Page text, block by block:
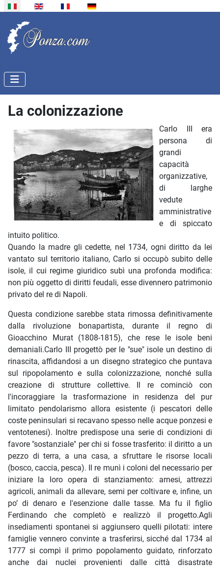
Seleziona la tua lingua
La colonizzazione
Carlo III era
persona di
grandi
capacità
organizzative,
di larghe
vedute
amministrative
e di spiccato
intuito politico.
Quando la madre gli cedette, nel 1734, ogni diritto da lei
vantato sul territorio italiano, Carlo si occupò subito delle
isole, il cui regime giuridico subì una profonda modifica:
non più oggetto di diritti feudali, esse divennero patrimonio
privato del re di Napoli.
Questa condizione sarebbe stata rimossa definitivamente
dalla rivoluzione bonapartista, durante il regno di
Gioacchino Murat (1808-1815), che rese le isole beni
demaniali.Carlo III progettò per le "sue" isole un destino di
rinascita, affidandosi a un disegno strategico che puntava
sul ripopolamento e sulla colonizzazione, nonché sulla
creazione di strutture collettive. Il re cominciò con
l'incoraggiare la trasformazione in residenza del pur
limitato pendolarismo allora esistente (i pescatori delle
coste peninsulari si recavano spesso nelle acque ponzesi e
ventotenesi). Inoltre predispose una serie di condizioni di
favore "sostanziale" per chi si fosse trasferito: il diritto a un
pezzo di terra, a una casa, a sfruttare le risorse locali
(bosco, caccia, pesca). Il re munì i coloni del necessario per
iniziare la loro opera di stanziamento: arnesi, attrezzi
agricoli, animali da allevare, semi per coltivare e, infine, un
po’ di denaro e l'esenzione dalle tasse. Ma fu il figlio
Ferdinando che completò e realizzò il progetto.Agli
insediamenti spontanei si aggiunsero quelli pilotati: intere
famiglie vennero convinte a trasferirsi, sicché dal 1734 al
1777 si compì il primo popolamento guidato, rinforzato
anche dai nuclei provenienti dalle città disastrate